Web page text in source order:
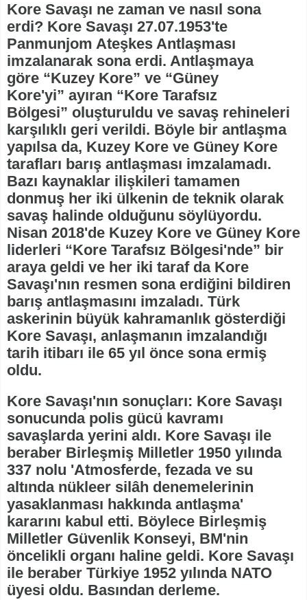
Kore Savaşı ne zaman ve nasıl sona
erdi? Kore Savaşı 27.07.1953'te
Panmunjom Ateşkes Antlaşması
imzalanarak sona erdi. Antlaşmaya
göre “Kuzey Kore” ve “Güney
Kore'yi” ayıran “Kore Tarafsız
Bölgesi” oluşturuldu ve savaş rehineleri
karşılıklı geri verildi. Böyle bir antlaşma
yapılsa da, Kuzey Kore ve Güney Kore
tarafları barış antlaşması imzalamadı.
Bazı kaynaklar ilişkileri tamamen
donmuş her iki ülkenin de teknik olarak
savaş halinde olduğunu söylüyordu.
Nisan 2018'de Kuzey Kore ve Güney Kore
liderleri “Kore Tarafsız Bölgesi'nde” bir
araya geldi ve her iki taraf da Kore
Savaşı'nın resmen sona erdiğini bildiren
barış antlaşmasını imzaladı. Türk
askerinin büyük kahramanlık gösterdiği
Kore Savaşı, anlaşmanın imzalandığı
tarih itibarı ile 65 yıl önce sona ermiş
oldu.
Kore Savaşı'nın sonuçları: Kore Savaşı
sonucunda polis gücü kavramı
savaşlarda yerini aldı. Kore Savaşı ile
beraber Birleşmiş Milletler 1950 yılında
337 nolu 'Atmosferde, fezada ve su
altında nükleer silâh denemelerinin
yasaklanması hakkında antlaşma'
kararını kabul etti. Böylece Birleşmiş
Milletler Güvenlik Konseyi, BM'nin
öncelikli organı haline geldi. Kore Savaşı
ile beraber Türkiye 1952 yılında NATO
üyesi oldu. Basından derleme.